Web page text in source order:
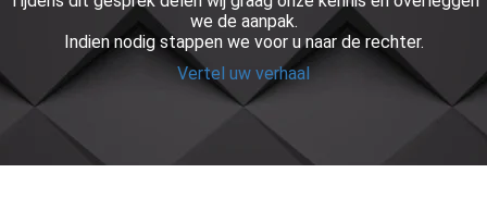
we de aanpak.
Indien nodig stappen we voor u naar de rechter.
Vertel uw verhaal